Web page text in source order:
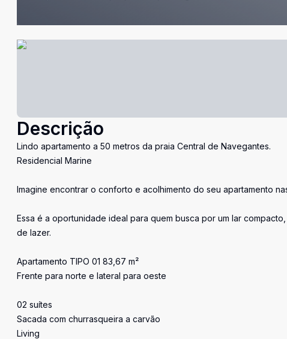
Descrição
Lindo apartamento a 50 metros da praia Central de Navegantes.
Residencial Marine
Imagine encontrar o conforto e acolhimento do seu apartamento
Essa é a oportunidade ideal para quem busca por um lar
de lazer.
Apartamento TIPO 01 83,67 m²
Frente para norte e lateral para oeste
02 suítes
Sacada com churrasqueira a carvão
Living